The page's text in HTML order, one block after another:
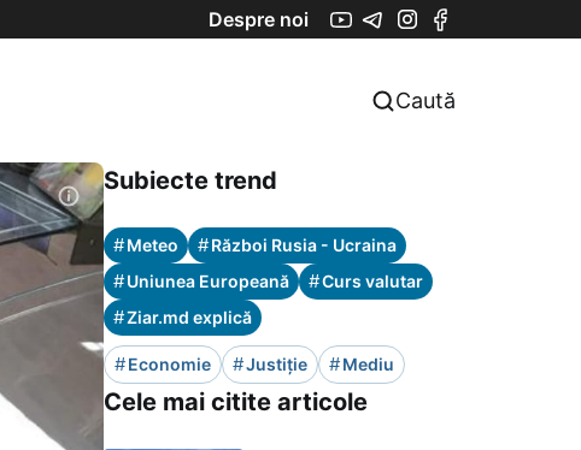
Despre noi
Caută
Subiecte trend
#Meteo #Război Rusia - Ucraina
#Uniunea Europeană #Curs valutar
#Ziar.md explică
#Economie #Justiție #Mediu
Cele mai citite articole